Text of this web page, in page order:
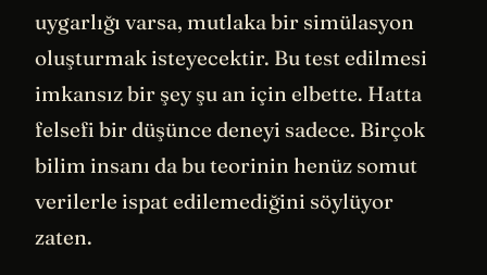
uygarlığı varsa, mutlaka bir simülasyon
oluşturmak isteyecektir. Bu test edilmesi
imkansız bir şey şu an için elbette. Hatta
felsefi bir düşünce deneyi sadece. Birçok
bilim insanı da bu teorinin henüz somut
verilerle ispat edilemediğini söylüyor
zaten.